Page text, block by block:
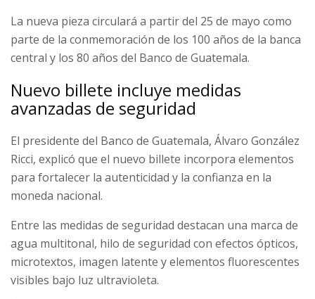
La nueva pieza circulará a partir del 25 de mayo como
parte de la conmemoración de los 100 años de la banca
central y los 80 años del Banco de Guatemala.
Nuevo billete incluye medidas
avanzadas de seguridad
El presidente del Banco de Guatemala, Álvaro González
Ricci, explicó que el nuevo billete incorpora elementos
para fortalecer la autenticidad y la confianza en la
moneda nacional.
Entre las medidas de seguridad destacan una marca de
agua multitonal, hilo de seguridad con efectos ópticos,
microtextos, imagen latente y elementos fluorescentes
visibles bajo luz ultravioleta.